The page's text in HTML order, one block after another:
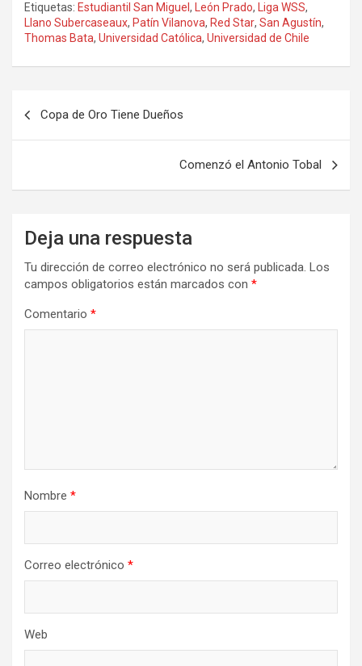
Etiquetas: Estudiantil San Miguel , León Prado, Liga WSS,
Llano Subercaseaux, Patín Vilanova, Red Star, San Agustín,
Thomas Bata, Universidad Católica, Universidad de Chile
Copa de Oro Tiene Dueños
Comenzó el Antonio Tobal
Deja una respuesta
Tu dirección de correo electrónico no será publicada. Los
campos obligatorios están marcados con *
Comentario *
Nombre *
Correo electrónico *
Web